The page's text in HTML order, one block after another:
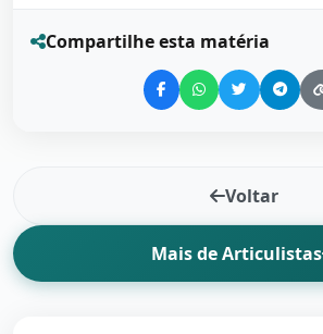
Compartilhe esta matéria
Voltar
Mais de Articulistas